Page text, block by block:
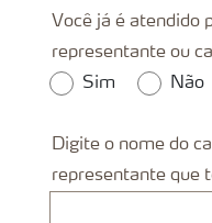
Você já é atendido
representante ou
Sim
Não
Digite o nome do
representante que